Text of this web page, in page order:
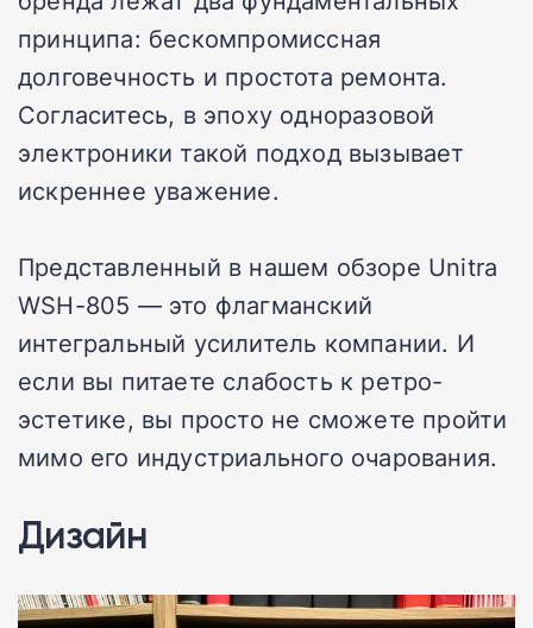
принципа: бескомпромиссная
долговечность и простота ремонта.
Согласитесь, в эпоху одноразовой
электроники такой подход вызывает
искреннее уважение.
Представленный в нашем обзоре Unitra
WSH-805 — это флагманский
интегральный усилитель компании. И
если вы питаете слабость к ретро-
эстетике, вы просто не сможете пройти
мимо его индустриального очарования.
Дизайн